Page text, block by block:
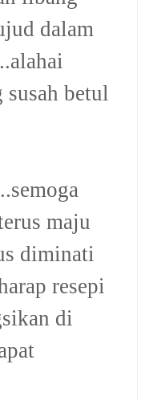
dalam
betul
maju
diminati
resepi
di